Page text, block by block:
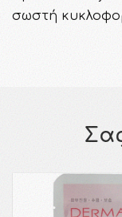
σωστή